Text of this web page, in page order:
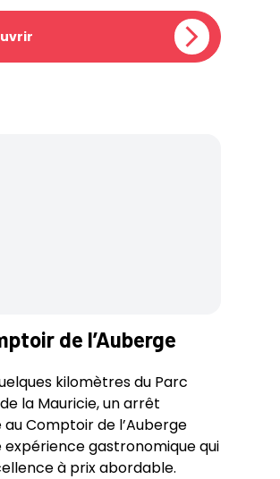
de l’Auberge
kilomètres du Parc
la Mauricie, un arrêt
au Comptoir de l’Auberge
expérience gastronomique qui
à prix abordable.